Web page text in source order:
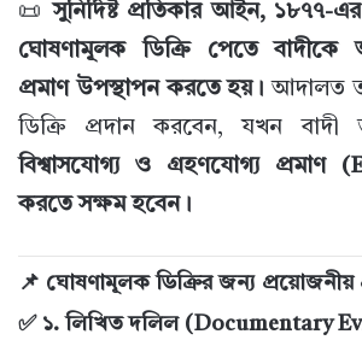
📜 সুনির্দিষ্ট প্রতিকার আইন, ১৮৭৭-
ঘোষণামূলক ডিক্রি পেতে
প্রমাণ উপস্থাপন করতে হয়। আদালত
ডিক্রি প্রদান করবেন, যখন বাদী
বিশ্বাসযোগ্য ও গ্রহণযোগ্য প্রমাণ
করতে সক্ষম হবেন।
📌 ঘোষণামূলক ডিক্রির জন্য প্রয়োজনীয়
✅ ১. লিখিত দলিল (Documentary